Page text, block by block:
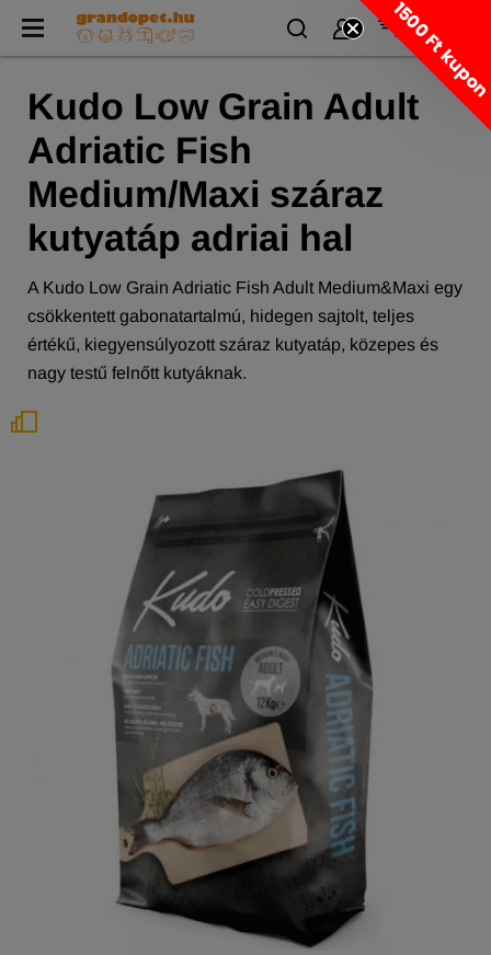
Kudo Low Grain Adult
Adriatic Fish
Medium/Maxi száraz
kutyatáp adriai hal
A Kudo Low Grain Adriatic Fish Adult Medium&Maxi egy
csökkentett gabonatartalmú, hidegen sajtolt, teljes
értékű, kiegyensúlyozott száraz kutyatáp, közepes és
nagy testű felnőtt kutyáknak.
1500 Ft